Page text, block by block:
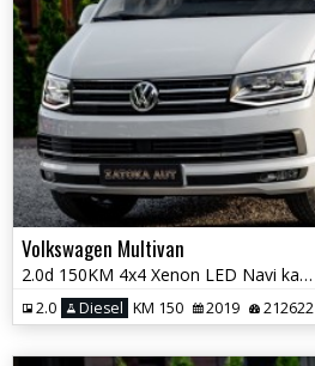
Volkswagen Multivan
2.0d 150KM 4x4 Xenon LED Navi kamera Grzane Fot. Front Ass. 7 osob
2.0 Diesel KM 150 2019 212622